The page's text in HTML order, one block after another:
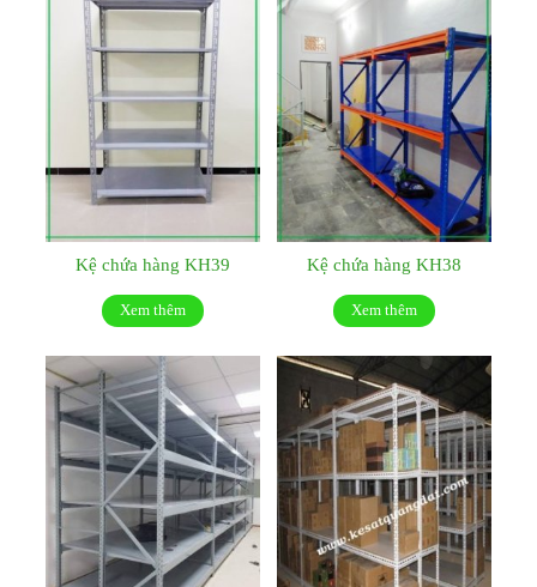
Kệ chứa hàng KH39
Xem thêm
Kệ chứa hàng KH38
Xem thêm